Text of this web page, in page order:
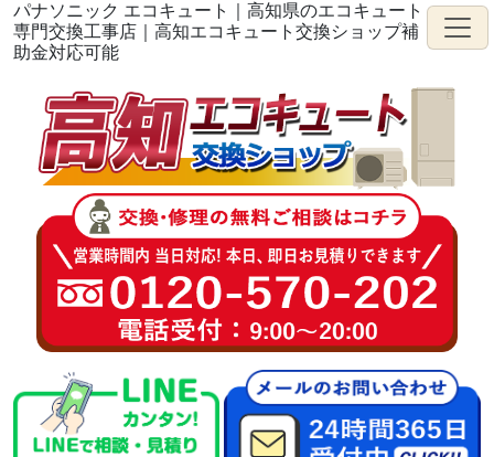
パナソニック エコキュート｜高知県のエコキュート
専門交換工事店｜高知エコキュート交換ショップ補
助金対応可能